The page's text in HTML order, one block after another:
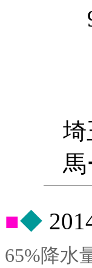
埼
馬
◆
65%降水